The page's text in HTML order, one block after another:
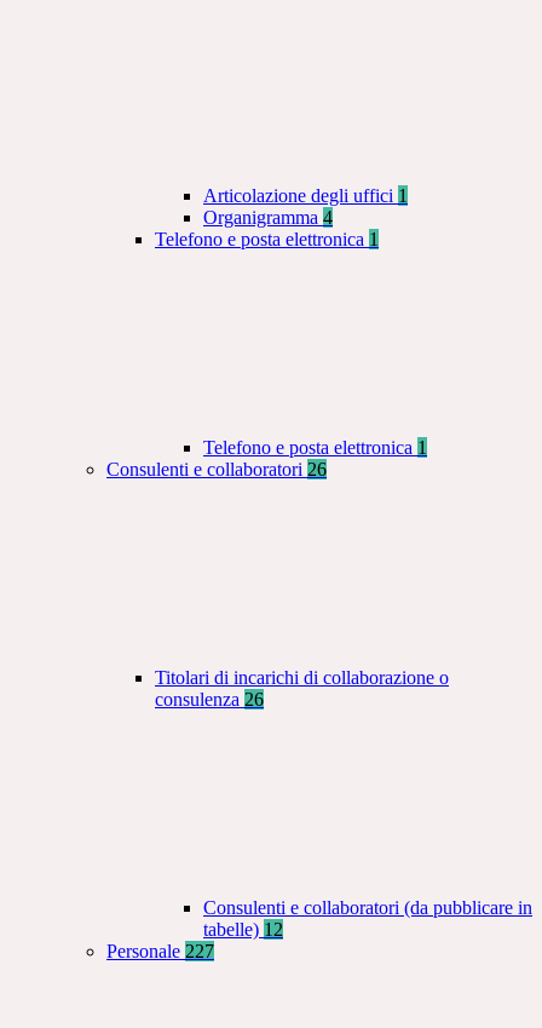
Articolazione degli uffici 1
Organigramma 4
Telefono e posta elettronica 1
Telefono e posta elettronica 1
Consulenti e collaboratori 26
Titolari di incarichi di collaborazione o
consulenza 26
Consulenti e collaboratori (da pubblicare in
tabelle) 12
Personale 227